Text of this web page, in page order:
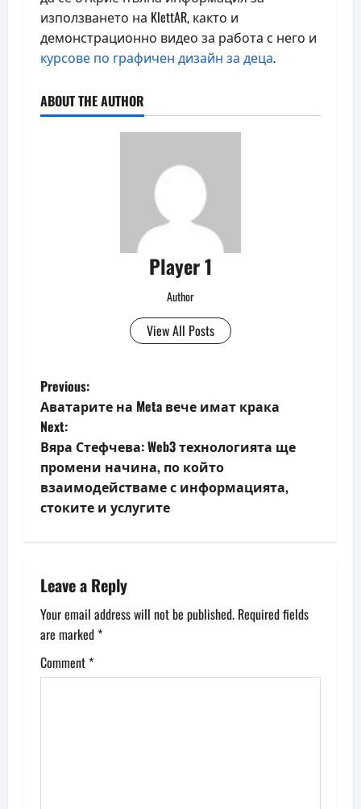
използването на KlettAR, както и
демонстрационно видео за работа с него и
курсове по графичен дизайн за деца.
ABOUT THE AUTHOR
Player 1
Author
View All Posts
P
o
s
t
v
i
g
Previous:
Аватарите на Meta вече имат крака
Next:
Вяра Стефчева: Web3 технологията ще
промени начина, по който
взаимодействаме с информацията,
стоките и услугите
Leave a Reply
Your email address will not be published. Required fields
are marked *
Comment *